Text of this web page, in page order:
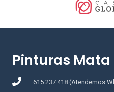
Pinturas Mata
615 237 418 (Atendemos